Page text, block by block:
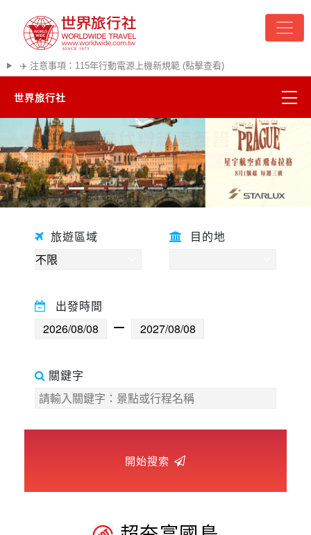
✈️ 注意事項：115年行動電源上機新規範 (點擊查看)
世界旅行社
精彩越南
熱門韓國
超夯日本
世界臻旅
歐洲之旅
往前 往後
旅遊區域 目的地
出發時間
關鍵字
開始搜索